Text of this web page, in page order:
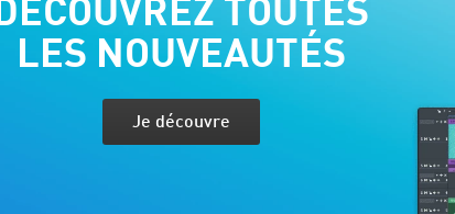
DÉCOUVREZ TOUTES
LES NOUVEAUTÉS
Je découvre